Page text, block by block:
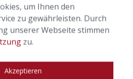
um Ihnen den
zu gewährleisten. Durch
unserer Webseite stimmen
zu.
Akzeptieren